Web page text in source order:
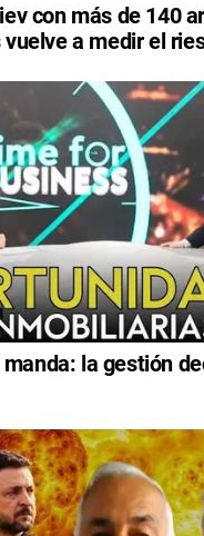
con más de 140
a medir el
la gestión